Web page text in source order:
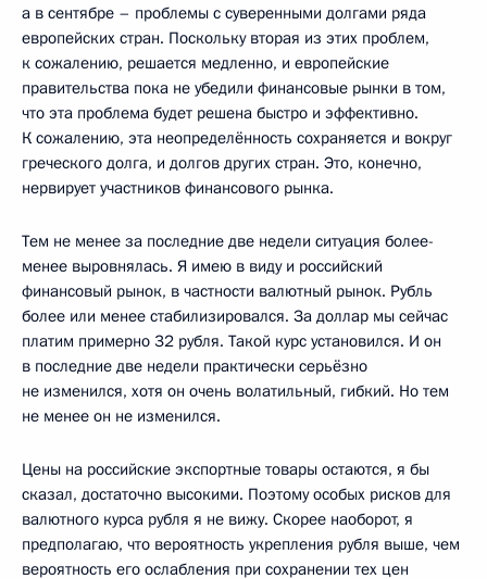
а в сентябре – проблемы с суверенными долгами ряда
европейских стран. Поскольку вторая из этих проблем,
к сожалению, решается медленно, и европейские
правительства пока не убедили финансовые рынки в том,
что эта проблема будет решена быстро и эффективно.
К сожалению, эта неопределённость сохраняется и вокруг
греческого долга, и долгов других стран. Это, конечно,
нервирует участников финансового рынка.
Тем не менее за последние две недели ситуация более-
менее выровнялась. Я имею в виду и российский
финансовый рынок, в частности валютный рынок. Рубль
более или менее стабилизировался. За доллар мы сейчас
платим примерно 32 рубля. Такой курс установился. И он
в последние две недели практически серьёзно
не изменился, хотя он очень волатильный, гибкий. Но тем
не менее он не изменился.
Цены на российские экспортные товары остаются, я бы
сказал, достаточно высокими. Поэтому особых рисков для
валютного курса рубля я не вижу. Скорее наоборот, я
предполагаю, что вероятность укрепления рубля выше, чем
вероятность его ослабления при сохранении тех цен